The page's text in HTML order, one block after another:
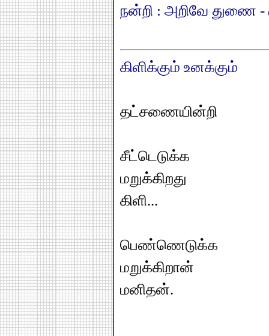
நன்றி : அறிவே துணை -
கிளிக்கும் உனக்கும்
தட்சணையின்றி
சீட்டெடுக்க
மறுக்கிறது
கிளி...
பெண்ணெடுக்க
மறுக்கிறான்
மனிதன்.